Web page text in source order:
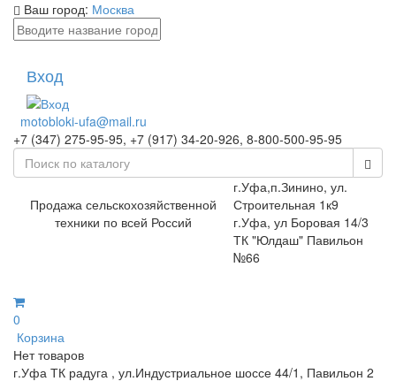
Ваш город: Москва
Вход
motobloki-ufa@mail.ru
+7 (347) 275-95-95, +7 (917) 34-20-926, 8-800-500-95-95
Продажа сельскохозяйственной
техники по всей Россий
г.Уфа,п.Зинино, ул.
Строительная 1к9
г.Уфа, ул Боровая 14/3
ТК "Юлдаш" Павильон
№66
0
Корзина
Нет товаров
г.Уфа ТК радуга , ул.Индустриальное шоссе 44/1, Павильон 2